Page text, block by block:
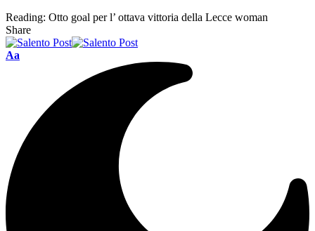
Reading: Otto goal per l’ ottava vittoria della Lecce woman
Share
Aa